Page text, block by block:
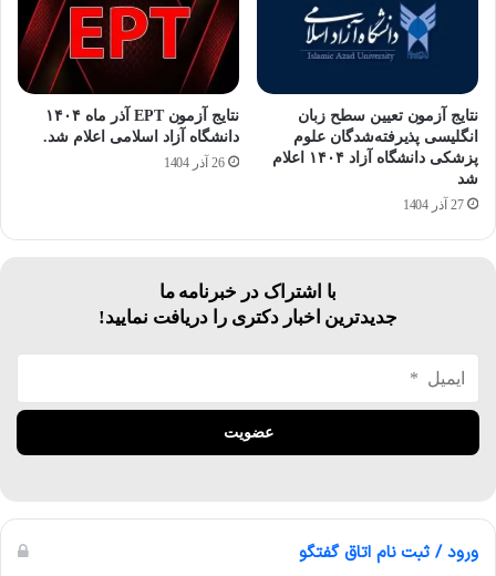
نتایج آزمون تعیین سطح زبان
انگلیسی پذیرفته‌شدگان علوم
پزشکی دانشگاه آزاد ۱۴۰۴ اعلام
شد
27 آذر 1404
نتایج آزمون EPT آذر ماه ۱۴۰۴
دانشگاه آزاد اسلامی اعلام شد.
26 آذر 1404
با اشتراک در خبرنامه ما
جدیدترین اخبار دکتری را دریافت نمایید!
ورود / ثبت نام اتاق گفتگو